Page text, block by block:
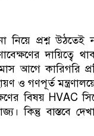
নিয়ে প্রশ্ন
দায়িত্বে
কারিগরি
ও গণপূর্ত
বিষয় HVAC
কিন্তু বাস্তবে